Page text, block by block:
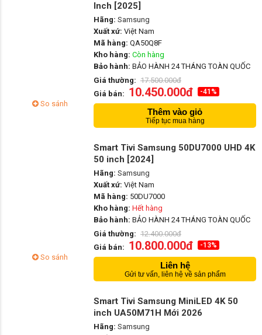
So sánh
Inch [2025]
Hãng: Samsung
Xuất xứ: Việt Nam
Mã hàng: QA50Q8F
Kho hàng: Còn hàng
Bảo hành: BẢO HÀNH 24 THÁNG TOÀN QUỐC
Giá thường: 17.500.000đ
Giá bán: 10.450.000đ -41%
Thêm vào giỏ
Tiếp tục mua hàng
So sánh
Smart Tivi Samsung 50DU7000 UHD 4K
50 inch [2024]
Hãng: Samsung
Xuất xứ: Việt Nam
Mã hàng: 50DU7000
Kho hàng: Hết hàng
Bảo hành: BẢO HÀNH 24 THÁNG TOÀN QUỐC
Giá thường: 12.400.000đ
Giá bán: 10.800.000đ -13%
Liên hệ
Gửi tư vấn, liên hệ về sản phẩm
Smart Tivi Samsung MiniLED 4K 50
inch UA50M71H Mới 2026
Hãng: Samsung